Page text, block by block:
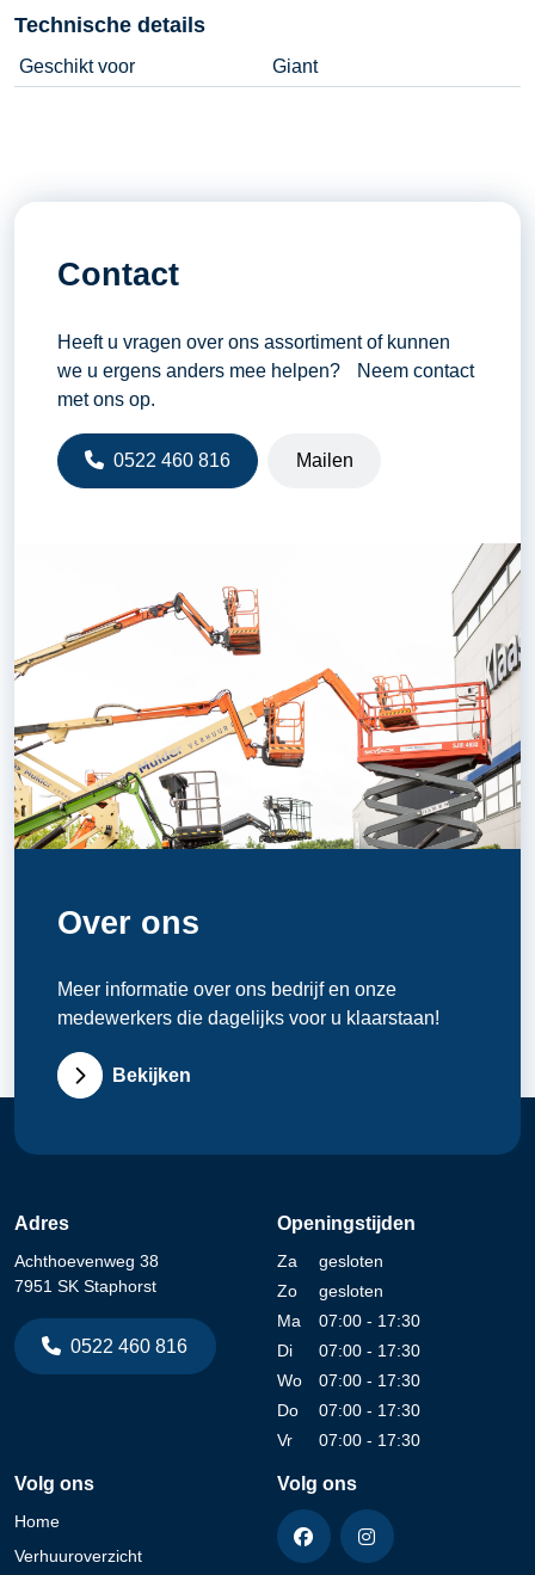
Technische details
Geschikt voor Giant
Contact
Heeft u vragen over ons assortiment of kunnen
we u ergens anders mee helpen? Neem contact
met ons op.
0522 460 816 Mailen
Over ons
Meer informatie over ons bedrijf en onze
medewerkers die dagelijks voor u klaarstaan!
Bekijken
Adres
Achthoevenweg 38
7951 SK Staphorst
0522 460 816
Openingstijden
Za
gesloten
Zo
gesloten
Ma
07:00 - 17:30
Di
07:00 - 17:30
Wo
07:00 - 17:30
Do
07:00 - 17:30
Vr
07:00 - 17:30
Volg ons
Home
Verhuuroverzicht
Volg ons